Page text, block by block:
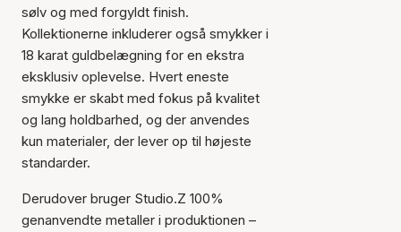
sølv og med forgyldt finish.
Kollektionerne inkluderer også smykker i
18 karat guldbelægning for en ekstra
eksklusiv oplevelse. Hvert eneste
smykke er skabt med fokus på kvalitet
og lang holdbarhed, og der anvendes
kun materialer, der lever op til højeste
standarder.
Derudover bruger Studio.Z 100%
genanvendte metaller i produktionen –